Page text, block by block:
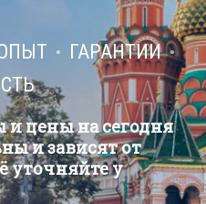
ГАРАНТИИ
и цены на сегодня
и зависят от
уточняйте у